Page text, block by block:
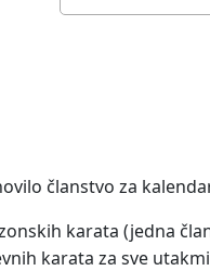
članstvo za
karata (jedna
karata za sve